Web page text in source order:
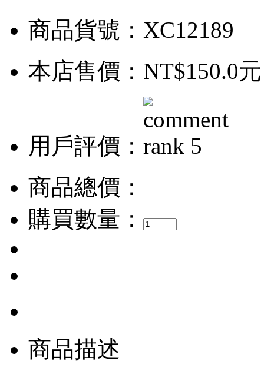
商品貨號：XC12189
本店售價： NT$150.0元
用戶評價：
商品總價：
購買數量：
商品描述